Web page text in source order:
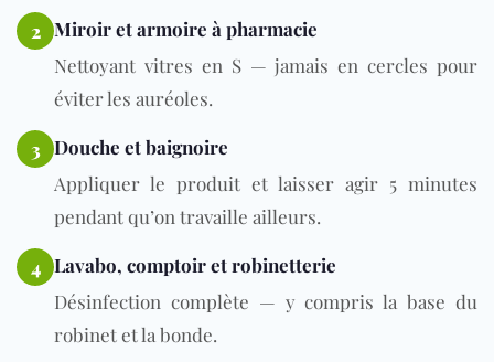
2 Miroir et armoire à pharmacie
Nettoyant vitres en S — jamais en cercles pour
éviter les auréoles.
3 Douche et baignoire
Appliquer le produit et laisser agir 5 minutes
pendant qu’on travaille ailleurs.
4 Lavabo, comptoir et robinetterie
Désinfection complète — y compris la base du
robinet et la bonde.